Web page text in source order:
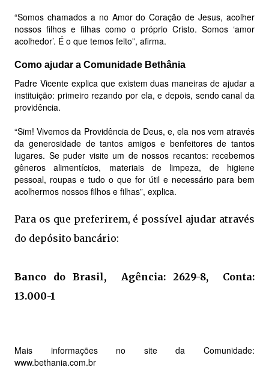
“Somos chamados a no Amor do Coração de Jesus, acolher
nossos filhos e filhas como o próprio Cristo. Somos ‘amor
acolhedor’. É o que temos feito”, afirma.
Como ajudar a Comunidade Bethânia
Padre Vicente explica que existem duas maneiras de ajudar a
instituição: primeiro rezando por ela, e depois, sendo canal da
providência.
“Sim! Vivemos da Providência de Deus, e, ela nos vem através
da generosidade de tantos amigos e benfeitores de tantos
lugares. Se puder visite um de nossos recantos: recebemos
gêneros alimentícios, materiais de limpeza, de higiene
pessoal, roupas e tudo o que for útil e necessário para bem
acolhermos nossos filhos e filhas”, explica.
Para os que preferirem, é possível ajudar através
do depósito bancário:
Banco do Brasil, Agência: 2629-8, Conta:
13.000-1
Mais informações no site da Comunidade:
www.bethania.com.br